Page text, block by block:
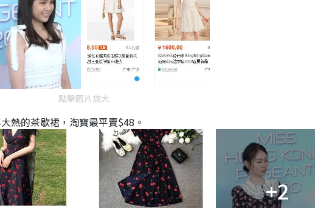
點擊圖片放大
熱的茶歇裙，淘寶最平賣$48。
+2